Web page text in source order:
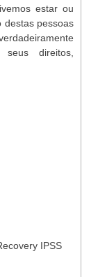
estar ou
destas pessoas
direitos,
IPSS